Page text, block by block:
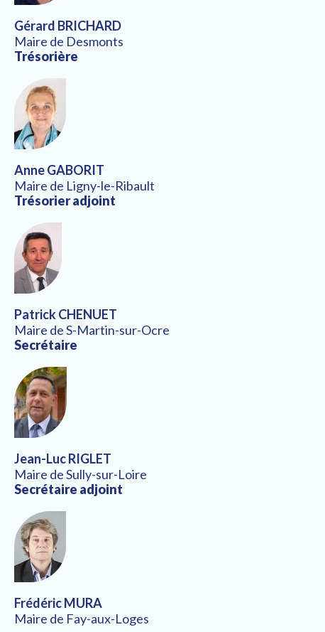
Gérard BRICHARD
Maire de Desmonts
Trésorière
Anne GABORIT
Maire de Ligny-le-Ribault
Trésorier adjoint
Patrick CHENUET
Maire de S-Martin-sur-Ocre
Secrétaire
Jean-Luc RIGLET
Maire de Sully-sur-Loire
Secrétaire adjoint
Frédéric MURA
Maire de Fay-aux-Loges